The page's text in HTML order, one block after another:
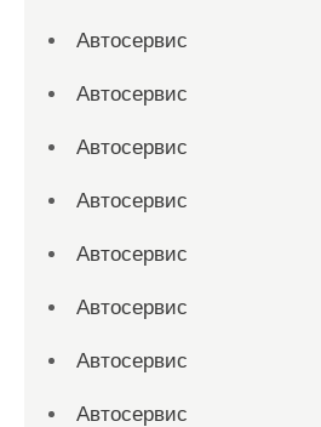
Автосервис
Автосервис
Автосервис
Автосервис
Автосервис
Автосервис
Автосервис
Автосервис